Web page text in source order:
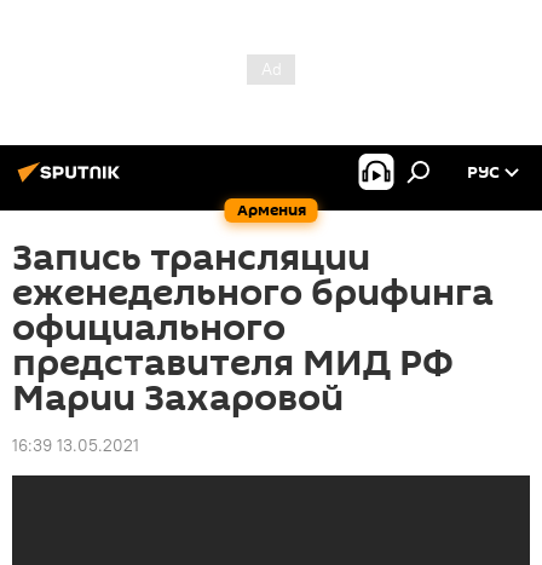
Армения
РУС
Запись трансляции
еженедельного брифинга
официального
представителя МИД РФ
Марии Захаровой
16:39 13.05.2021